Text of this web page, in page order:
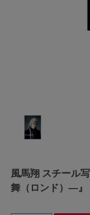
風馬翔 スチール
舞（ロンド）―』